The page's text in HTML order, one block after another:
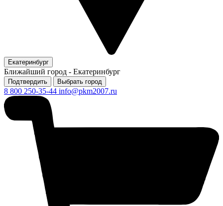
Екатеринбург
Ближайший город - Екатеринбург
Подтвердить Выбрать город
8 800 250-35-44 info@pkm2007.ru